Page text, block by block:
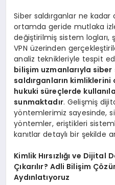
Siber saldırganlar ne
ortamda geride mutlaka
değiştirilmiş sistem
VPN üzerinden
analiz teknikleriyle tespit
bilişim uzmanlarıyla siber
saldırganların
hukuki süreçlerde
sunmaktadır. Gelişmiş
yöntemlerimiz sayesinde,
yöntemler, eriştikleri
kanıtlar detaylı bir şekilde
Kimlik Hırsızlığı ve Dijital
Çıkarılır? Adli Bilişim
Aydınlatıyoruz